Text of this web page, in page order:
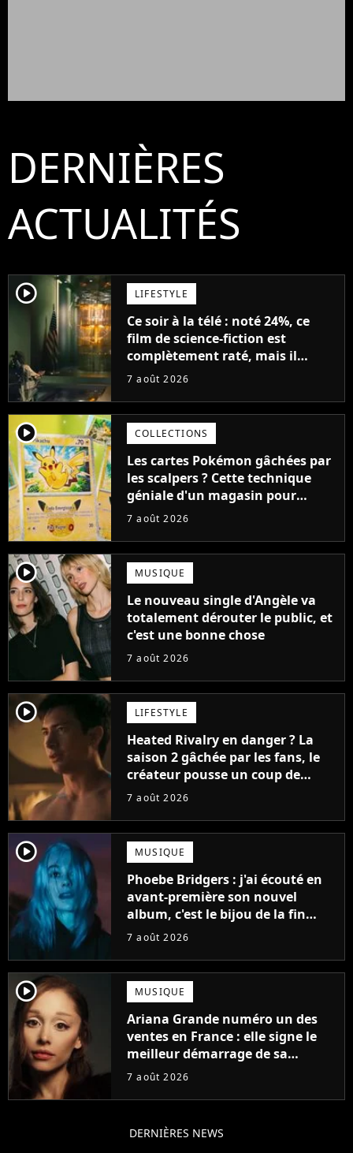
DERNIÈRES
ACTUALITÉS
player2 LIFESTYLE
Ce soir à la télé : noté 24%, ce
film de science-fiction est
complètement raté, mais il
aurait pu être encore pire à
7 août 2026
player2 COLLECTIONS
Les cartes Pokémon gâchées par
les scalpers ? Cette technique
géniale d'un magasin pour
ruiner les revendeurs
7 août 2026
player2 MUSIQUE
Le nouveau single d'Angèle va
totalement dérouter le public, et
c'est une bonne chose
7 août 2026
player2 LIFESTYLE
Heated Rivalry en danger ? La
saison 2 gâchée par les fans, le
créateur pousse un coup de
gueule
7 août 2026
player2 MUSIQUE
Phoebe Bridgers : j'ai écouté en
avant-première son nouvel
album, c'est le bijou de la fin
d'été
7 août 2026
player2 MUSIQUE
Ariana Grande numéro un des
ventes en France : elle signe le
meilleur démarrage de sa
carrière avec son album Petal
7 août 2026
DERNIÈRES NEWS